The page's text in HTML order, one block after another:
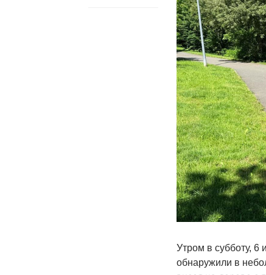
Утром в субботу,
обнаружили в